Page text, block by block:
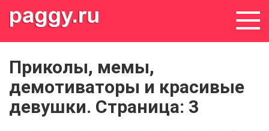
Приколы, мемы,
демотиваторы и красивые
девушки. Страница: 3